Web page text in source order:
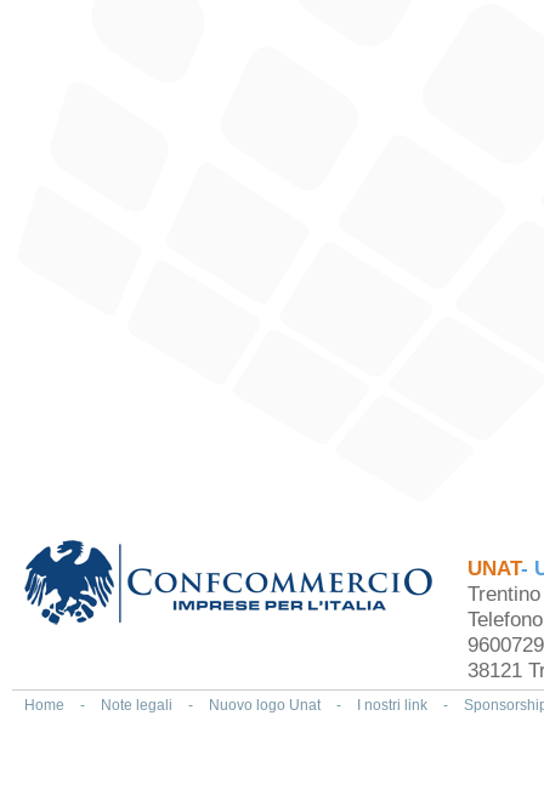
UNAT-
38121
Home - Note legali - Nuovo logo Unat - I nostri link -